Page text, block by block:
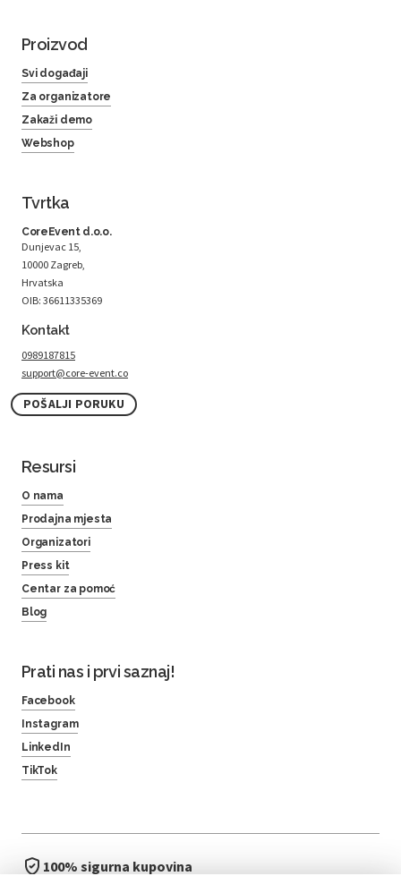
Proizvod
Svi događaji
Za organizatore
Zakaži demo
Webshop
Tvrtka
CoreEvent d.o.o.
Dunjevac 15,
10000 Zagreb,
Hrvatska
OIB: 36611335369
Kontakt
0989187815
support@core-event.co
POŠALJI PORUKU
Resursi
O nama
Prodajna mjesta
Organizatori
Press kit
Centar za pomoć
Blog
Prati nas i prvi saznaj!
Facebook
Instagram
LinkedIn
TikTok
100% sigurna kupovina